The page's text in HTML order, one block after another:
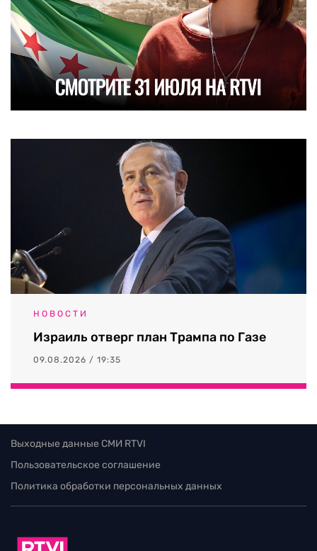
НОВОСТИ
Израиль отверг план Трампа по Газе
09.08.2026 / 19:35
Выходные данные СМИ RTVI
Пользовательское соглашение
Политика обработки персональных данных